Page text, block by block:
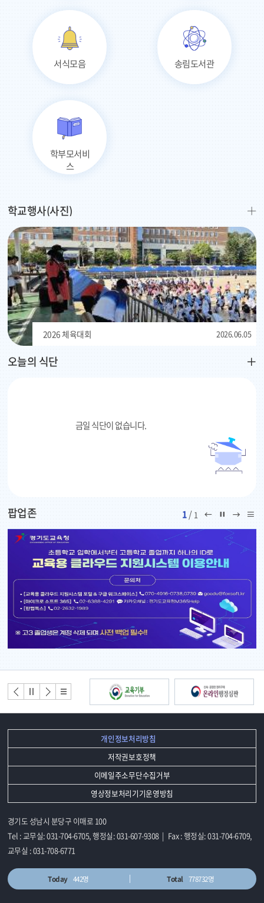
2026.08
07 여름방학
2026.08
여름방학
2026.08
08 토요휴업일
2026.08
여름방학
2026.08
10 여름방학
2026.08
11 여름방학
2026.08
12 여름방학
2026.08
13
2026.08
19 학교폭력예방교육, 성폭력, 양성평등교육
2026.08
19 아동학대(가정폭력)예방교육
2026.08
22 토요휴업일
26
2026.08
29 토요휴업일
서식모음 송림도서관
학부모서비
스
학교행사(사진)
2026 체육대회 2026.06.05
오늘의 식단
금일 식단이 없습니다.
팝업존 1 / 1
이
전
이
지
시
정
다
음
이
리
스
보
배
너
모
음
배너
이전
배너
정지
배너
다음
배너
리스
트
개인정보처리방침
저작권보호정책
이메일주소무단수집거부
영상정보처리기기운영방침
경기도 성남시 분당구 이매로 100
Tel : 교무실: 031-704-6705, 행정실: 031-607-9308 | Fax : 행정실: 031-704-6709,
교무실 : 031-708-6771
Today 442명 Total 778732명